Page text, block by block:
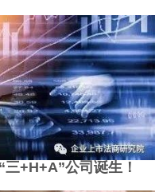
+H+A”公司诞生！